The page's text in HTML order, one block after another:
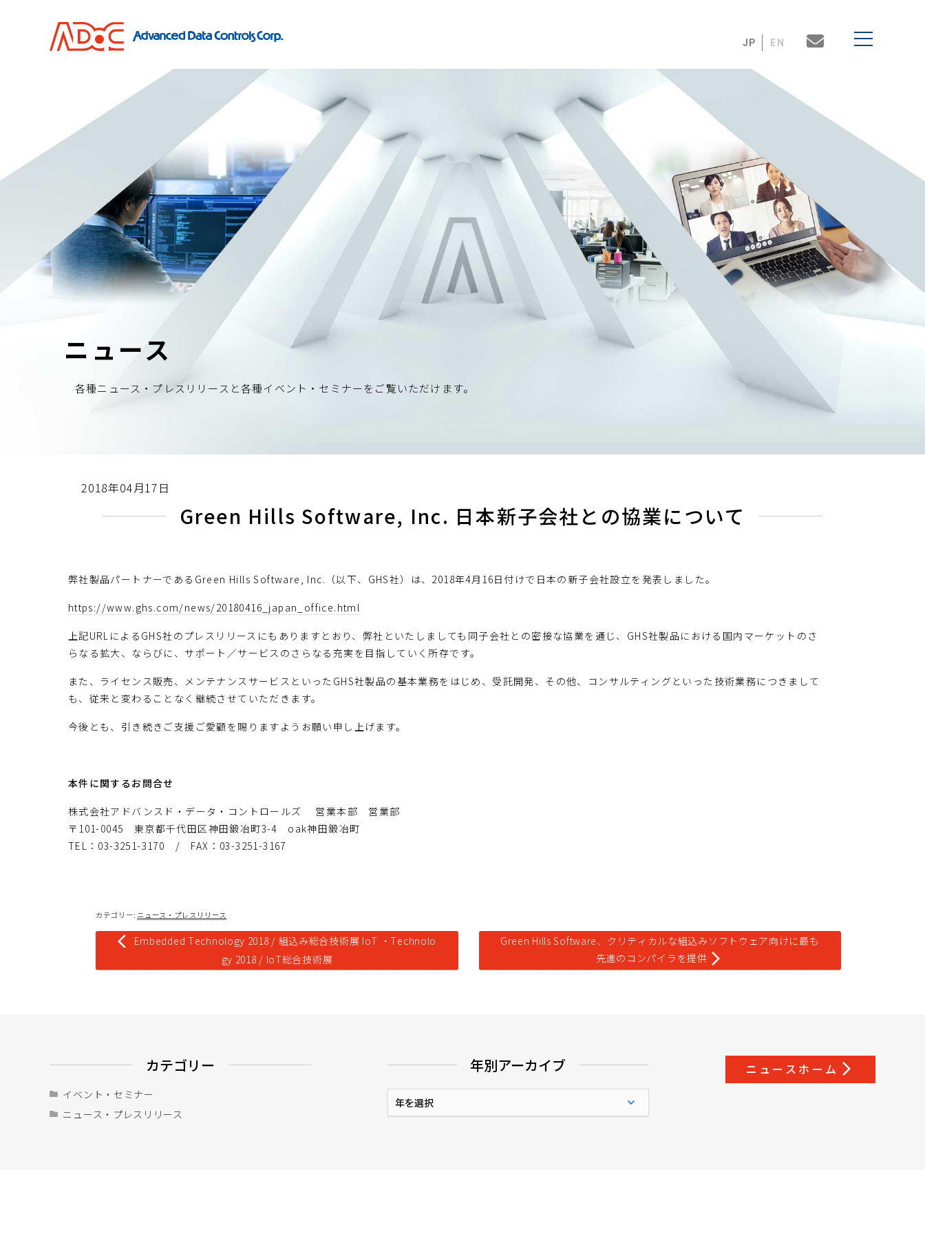
JP EN
ニュース
各種ニュース・プレスリリースと各種イベント・セミナーをご覧いただけます。
2018年04月17日
Green Hills Software, Inc. 日本新子会社との協業について
弊社製品パートナーであるGreen Hills Software, Inc.（以下、GHS社）は、2018年4月16日付けで日本の新子会社設立を発表しました。
https://www.ghs.com/news/20180416_japan_office.html
上記URLによるGHS社のプレスリリースにもありますとおり、弊社といたしましても同子会社との密接な協業を通じ、GHS社製品における国内マーケットのさ
らなる拡大、ならびに、サポート／サービスのさらなる充実を目指していく所存です。
また、ライセンス販売、メンテナンスサービスといったGHS社製品の基本業務をはじめ、受託開発、その他、コンサルティングといった技術業務につきまして
も、従来と変わることなく継続させていただきます。
今後とも、引き続きご支援ご愛顧を賜りますようお願い申し上げます。
本件に関するお問合せ
株式会社アドバンスド・データ・コントロールズ 営業本部 営業部
〒101-0045 東京都千代田区神田鍛冶町3-4 oak神田鍛冶町
TEL：03-3251-3170 / FAX：03-3251-3167
カテゴリー: ニュース・プレスリリース
投稿ナビゲーション
前
投
Green Hills Software、 ク リ テ ィ カ ルな組込み ソ フ ト ウ ェ ア向 けに最も
先進の コ ンパイ ラ を提供 arrow_forward_ios
次
投
arrow_back_ios Embedded Technology 201 8 / 組込み総合技術展 IoT ・ Technolo
gy 2018 / IoT総合技術展
カテゴリー
イベント・セミナー
ニュース・プレスリリース
年別アーカイブ
ア
ニ ュ ー ス ホ ー ム arrow_forward_ios